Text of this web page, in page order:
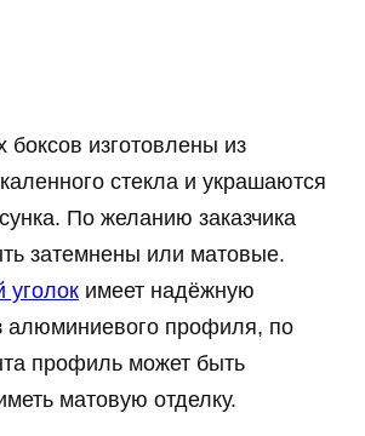
изготовлены из
стекла и украшаются
По желанию заказчика
затемнены или матовые.
уголок имеет надёжную
алюминиевого профиля, по
профиль может быть
матовую отделку.